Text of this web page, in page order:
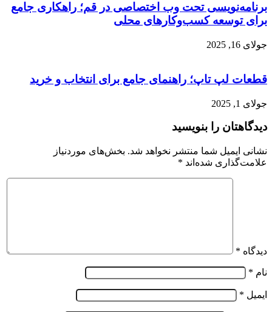
برنامه‌نویسی تحت وب اختصاصی در قم؛ راهکاری جامع
برای توسعه کسب‌وکارهای محلی
جولای 16, 2025
قطعات لپ تاپ؛ راهنمای جامع برای انتخاب و خرید
جولای 1, 2025
دیدگاهتان را بنویسید
نشانی ایمیل شما منتشر نخواهد شد. بخش‌های موردنیاز
علامت‌گذاری شده‌اند *
دیدگاه *
نام *
ایمیل *